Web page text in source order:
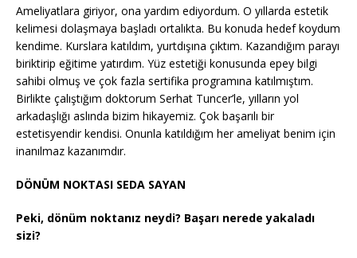
Ameliyatlara giriyor, ona yardım ediyordum. O yıllarda estetik
kelimesi dolaşmaya başladı ortalıkta. Bu konuda hedef koydum
kendime. Kurslara katıldım, yurtdışına çıktım. Kazandığım parayı
biriktirip eğitime yatırdım. Yüz estetiği konusunda epey bilgi
sahibi olmuş ve çok fazla sertifika programına katılmıştım.
Birlikte çalıştığım doktorum Serhat Tuncer’le, yılların yol
arkadaşlığı aslında bizim hikayemiz. Çok başarılı bir
estetisyendir kendisi. Onunla katıldığım her ameliyat benim için
inanılmaz kazanımdır.
DÖNÜM NOKTASI SEDA SAYAN
Peki, dönüm noktanız neydi? Başarı nerede yakaladı
sizi?